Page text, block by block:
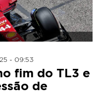
- 09:53
fim do TL3 e
de